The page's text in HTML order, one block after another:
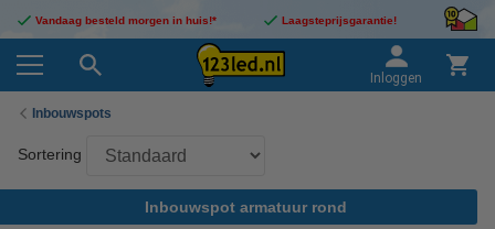
Vandaag besteld morgen in huis!* Laagsteprijsgarantie!
Inloggen
Inbouwspots
Sortering
Inbouwspot armatuur rond